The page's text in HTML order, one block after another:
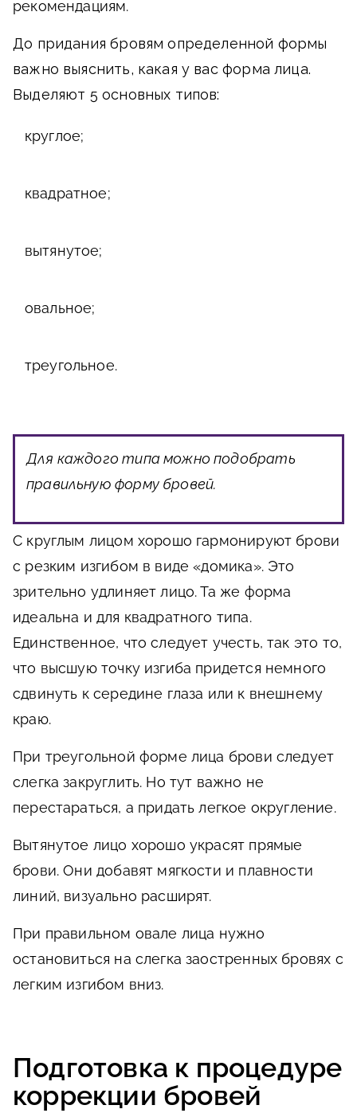
рекомендациям.
До придания бровям определенной формы
важно выяснить, какая у вас форма лица.
Выделяют 5 основных типов:
круглое;
квадратное;
вытянутое;
овальное;
треугольное.
Для каждого типа можно подобрать
правильную форму бровей.
С круглым лицом хорошо гармонируют брови
с резким изгибом в виде «домика». Это
зрительно удлиняет лицо. Та же форма
идеальна и для квадратного типа.
Единственное, что следует учесть, так это то,
что высшую точку изгиба придется немного
сдвинуть к середине глаза или к внешнему
краю.
При треугольной форме лица брови следует
слегка закруглить. Но тут важно не
перестараться, а придать легкое округление.
Вытянутое лицо хорошо украсят прямые
брови. Они добавят мягкости и плавности
линий, визуально расширят.
При правильном овале лица нужно
остановиться на слегка заостренных бровях с
легким изгибом вниз.
Подготовка к процедуре
коррекции бровей